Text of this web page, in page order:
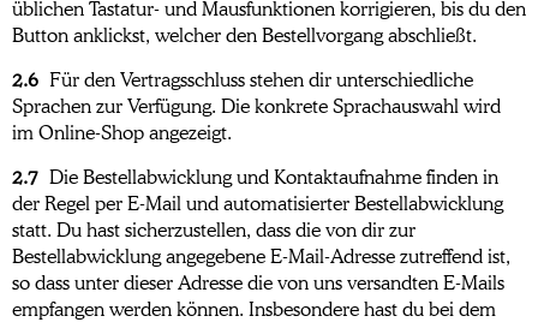
üblichen Tastatur- und Mausfunktionen korrigieren, bis du den
Button anklickst, welcher den Bestellvorgang abschließt.
2.6 Für den Vertragsschluss stehen dir unterschiedliche
Sprachen zur Verfügung. Die konkrete Sprachauswahl wird
im Online-Shop angezeigt.
2.7 Die Bestellabwicklung und Kontaktaufnahme finden in
der Regel per E-Mail und automatisierter Bestellabwicklung
statt. Du hast sicherzustellen, dass die von dir zur
Bestellabwicklung angegebene E-Mail-Adresse zutreffend ist,
so dass unter dieser Adresse die von uns versandten E-Mails
empfangen werden können. Insbesondere hast du bei dem